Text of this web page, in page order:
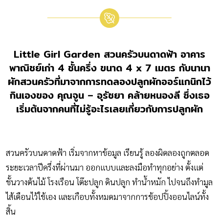
Little Girl Garden สวนครัวบนดาดฟ้า อาคาร
พาณิชย์เก่า 4 ชั้นครึ่ง ขนาด 4 x 7 เมตร กับนานา
ผักสวนครัวที่มาจากการทดลองปลูกผักออร์แกนิกไว้
กินเองของ คุณจูน – อุรัชยา คล้ายหนองลีซึ่งเธอ
เริ่มต้นจากคนที่ไม่รู้อะไรเลยเกี่ยวกับการปลูกผัก
สวนครัวบนดาดฟ้า เริ่มจากหาข้อมูล เรียนรู้ ลองผิดลองถูกตลอด
ระยะเวลาปีครึ่งที่ผ่านมา ออกแบบและลงมือทำทุกอย่าง ตั้งแต่
ชั้นวางต้นไม้ โรงเรือน โต๊ะปลูก ดินปลูก ทำน้ำหมัก ไปจนถึงทำมูล
ไส้เดือนไว้ใช้เอง และเกือบทั้งหมดมาจากการช้อปปิ้งออนไลน์ทั้ง
สิ้น